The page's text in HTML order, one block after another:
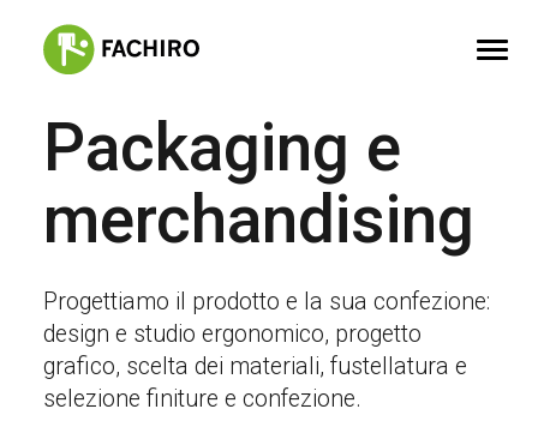
FACHIRO
SERVIZI
CONTATTI
Packaging e
merchandising
Progettiamo il prodotto e la sua confezione:
design e studio ergonomico, progetto
grafico, scelta dei materiali, fustellatura e
selezione finiture e confezione.